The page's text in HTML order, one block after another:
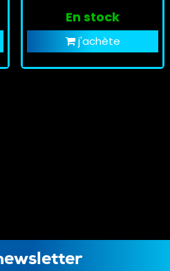
En stock
j'achète